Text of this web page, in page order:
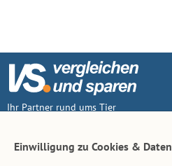
Ihr Partner rund ums Tier
Einwilligung zu Cookies & Daten